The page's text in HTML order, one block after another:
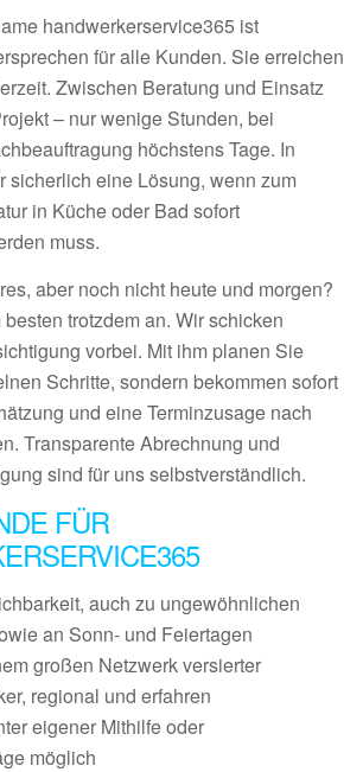
handwerkerservice365 ist
für alle Kunden. Sie erreichen
Zwischen Beratung und Einsatz
– nur wenige Stunden, bei
höchstens Tage. In
sicherlich eine Lösung, wenn zum
in Küche oder Bad sofort
muss.
aber noch nicht heute und morgen?
trotzdem an. Wir schicken
vorbei. Mit ihm planen Sie
Schritte, sondern bekommen sofort
und eine Terminzusage nach
Transparente Abrechnung und
sind für uns selbstverständlich.
FÜR
auch zu ungewöhnlichen
an Sonn- und Feiertagen
großen Netzwerk versierter
regional und erfahren
eigener Mithilfe oder
möglich